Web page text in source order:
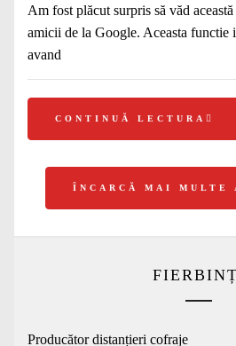
Am fost plăcut surpris să văd
amicii de la Google. Aceasta functie
avand
CONTINUĂ LECTURA
ÎNCARCĂ MAI MULTE
Producător distanțieri cofraje